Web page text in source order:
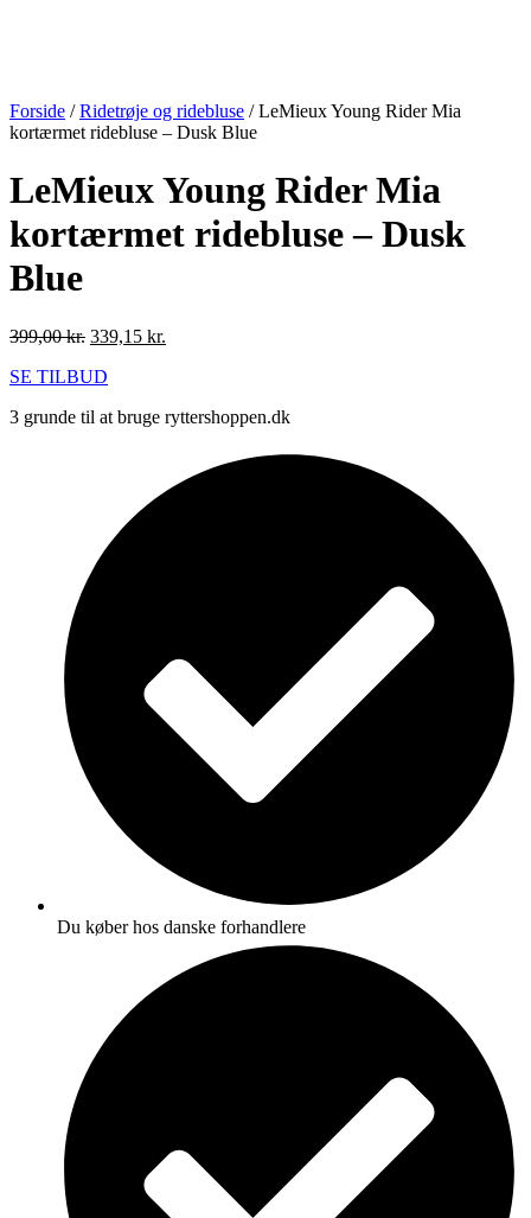
Forside /Ridetrøje og ridebluse / LeMieux Young Rider Mia
kortærmet ridebluse – Dusk Blue
LeMieux Young Rider Mia
kortærmet ridebluse – Dusk
Blue
399,00kr. Den
pris
399,00 kr..
339,15 kr.
339,15 kr..
SE TILBUD
3 grunde til at bruge ryttershoppen.dk
Du køber hos danske forhandlere